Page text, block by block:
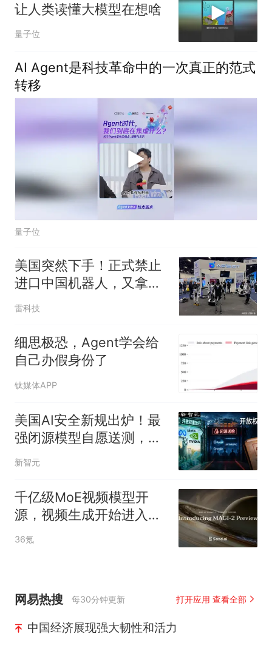
让人类读懂大模型在想啥
量子位
AI Agent是科技革命中的一次真正的范式
转移
量子位
美国突然下手！正式禁止
进口中国机器人，又拿国
家安全当幌子
雷科技
细思极恐，Agent学会给
自己办假身份了
钛媒体APP
美国AI安全新规出炉！最
强闭源模型自愿送测，开
放权重直接放行
新智元
千亿级MoE视频模型开
源，视频生成开始进入下
一条Scaling Law
36氪
网易热搜 每30分钟更新 打开应用 查看全部
中国经济展现强大韧性和活力